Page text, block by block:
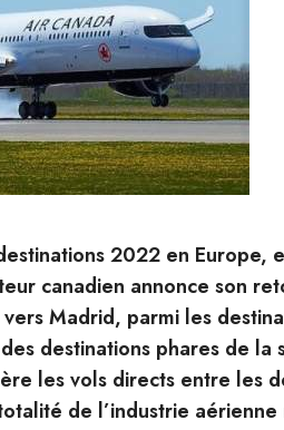
2022 en Europe,
canadien annonce son
Madrid, parmi les
destinations phares de la
les vols directs entre les
de l’industrie